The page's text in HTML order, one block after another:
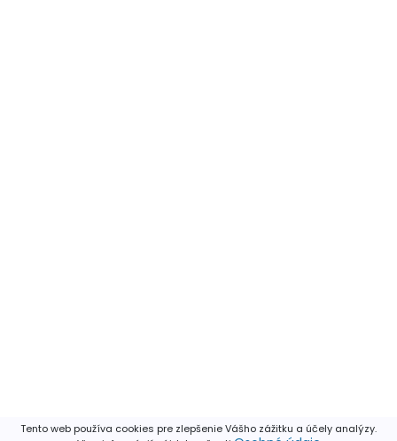
Tento web používa cookies pre zlepšenie Vášho zážitku a účely analýzy.